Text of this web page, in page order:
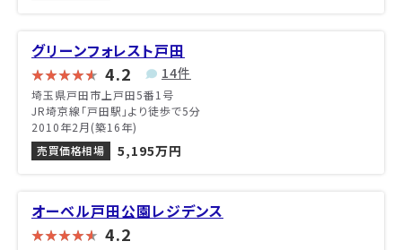
グリーンフォレスト戸田
4.2 14件
埼玉県戸田市上戸田5番1号
JR埼京線「戸田駅」より徒歩で5分
2010年2月(築16年)
売買価格相場
5,195万円
オーベル戸田公園レジデンス
4.2